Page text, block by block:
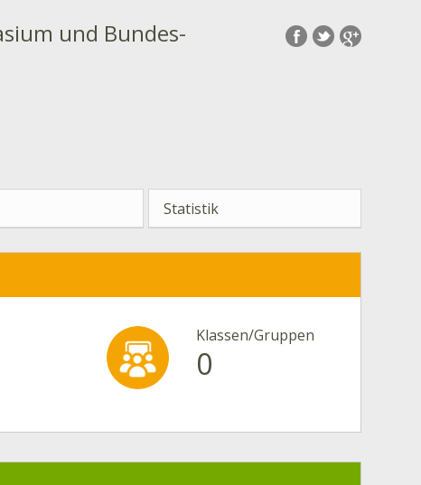
und Bundes-
Statistik
Klassen/Gruppen
0